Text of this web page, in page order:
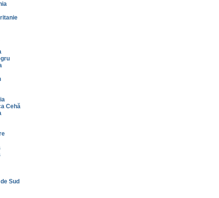
Cehă
Sud